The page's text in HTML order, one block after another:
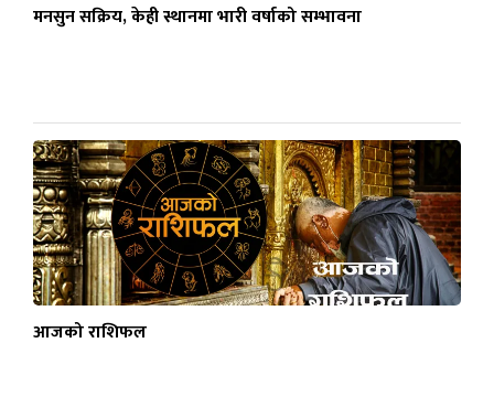
मनसुन सक्रिय, केही स्थानमा भारी वर्षाको सम्भावना
आजको राशिफल